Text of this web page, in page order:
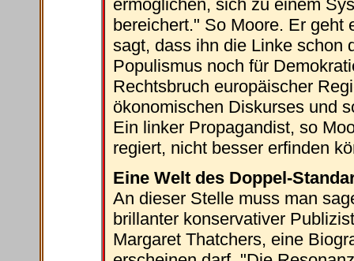
ermöglichen, sich zu einem
bereichert." So Moore. Er geht
sagt, dass ihn die Linke schon
Populismus noch für
Rechtsbruch europäischer
ökonomischen Diskurses und
Ein linker Propagandist, so
regiert, nicht besser erfinden
Eine Welt des Doppel-
An dieser Stelle muss man
brillanter konservativer
Margaret Thatchers, eine